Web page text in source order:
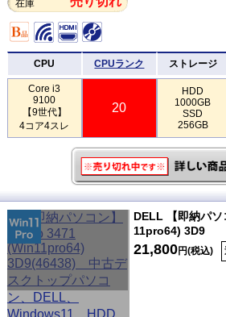
在庫
CPU CPUランク ストレージ
Core i3
9100
【9世代】
4コア4スレ
20
HDD
1000GB
SSD
256GB
DELL 【即納パ
11pro64) 3D9
21,800円(税込)